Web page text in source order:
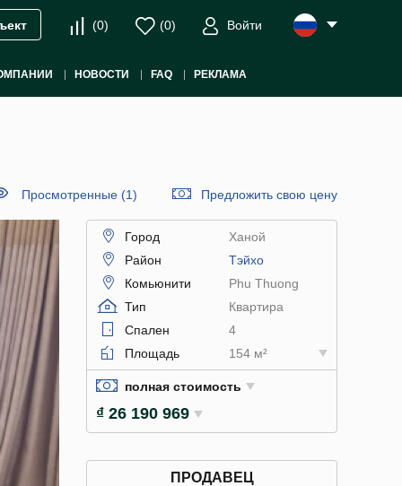
(0) (0) Войти
НОВОСТИ FAQ РЕКЛАМА
Просмотренные (1) Предложить свою цену
Город
Ханой
Район
Тэйхо
Комьюнити
Phu Thuong
Тип
Квартира
Спален
4
Площадь
154 м²
полная стоимость
₫ 26 190 969
ПРОДАВЕЦ